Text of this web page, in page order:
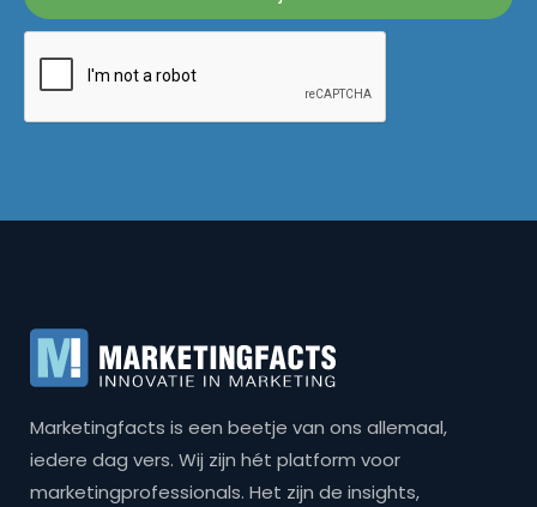
Marketingfacts is een beetje van ons allemaal,
iedere dag vers. Wij zijn hét platform voor
marketingprofessionals. Het zijn de insights,